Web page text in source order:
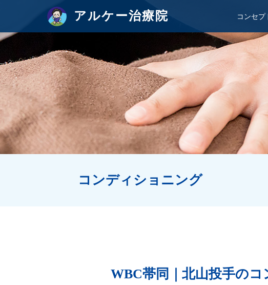
アルケー治療院 コンセプ
コンディショニング
WBC帯同｜北山投手の